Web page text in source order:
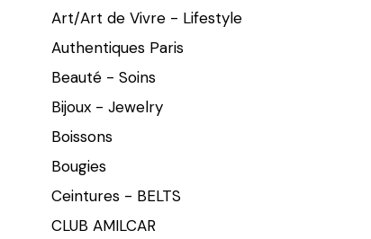
Art/Art de Vivre - Lifestyle
Authentiques Paris
Beauté - Soins
Bijoux - Jewelry
Boissons
Bougies
Ceintures - BELTS
CLUB AMILCAR